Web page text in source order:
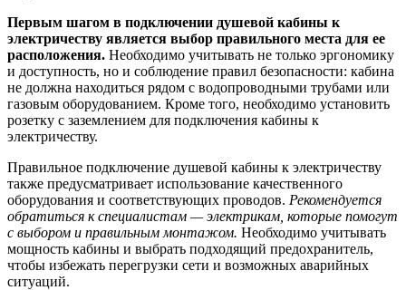
Первым шагом в подключении душевой кабины к
электричеству является выбор правильного места для ее
расположения. Необходимо учитывать не только эргономику
и доступность, но и соблюдение правил безопасности: кабина
не должна находиться рядом с водопроводными трубами или
газовым оборудованием. Кроме того, необходимо установить
розетку с заземлением для подключения кабины к
электричеству.
Правильное подключение душевой кабины к электричеству
также предусматривает использование качественного
оборудования и соответствующих проводов. Рекомендуется
обратиться к специалистам — электрикам, которые помогут
с выбором и правильным монтажом. Необходимо учитывать
мощность кабины и выбрать подходящий предохранитель,
чтобы избежать перегрузки сети и возможных аварийных
ситуаций.